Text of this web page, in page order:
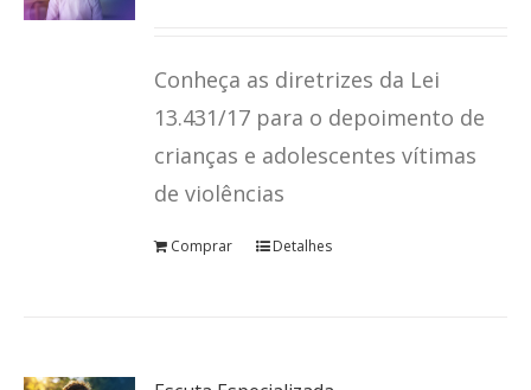
Conheça as diretrizes da Lei
13.431/17 para o depoimento de
crianças e adolescentes vítimas
de violências
Comprar Detalhes